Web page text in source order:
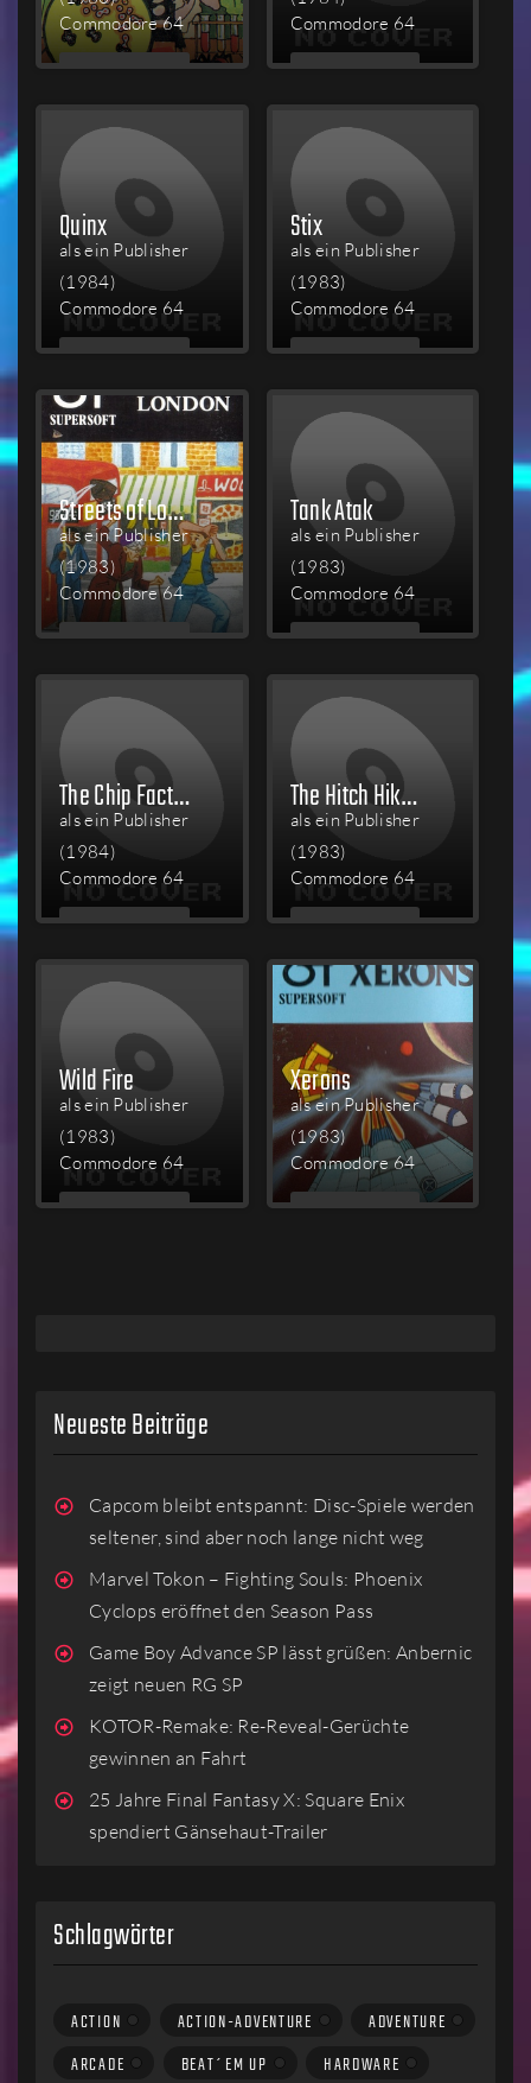
Commodore 64
MEHR
Commodore 64
MEHR
Quinx
als ein Publisher
(1984)
Commodore 64
MEHR
Stix
als ein Publisher
(1983)
Commodore 64
MEHR
Streets of London
als ein Publisher
(1983)
Commodore 64
MEHR
Tank Atak
als ein Publisher
(1983)
Commodore 64
MEHR
The Chip Factory
als ein Publisher
(1984)
Commodore 64
MEHR
The Hitch Hikers Guide to the Galaxy
als ein Publisher
(1983)
Commodore 64
MEHR
Wild Fire
als ein Publisher
(1983)
Commodore 64
MEHR
Xerons
als ein Publisher
(1983)
Commodore 64
MEHR
Neueste Beiträge
Capcom bleibt entspannt: Disc-Spiele werden
seltener, sind aber noch lange nicht weg
Marvel Tokon – Fighting Souls: Phoenix
Cyclops eröffnet den Season Pass
Game Boy Advance SP lässt grüßen: Anbernic
zeigt neuen RG SP
KOTOR-Remake: Re-Reveal-Gerüchte
gewinnen an Fahrt
25 Jahre Final Fantasy X: Square Enix
spendiert Gänsehaut-Trailer
Schlagwörter
ACTION ACTION-ADVENTURE
ADVENTURE
ARCADE
BEAT´EM UP
HARDWARE